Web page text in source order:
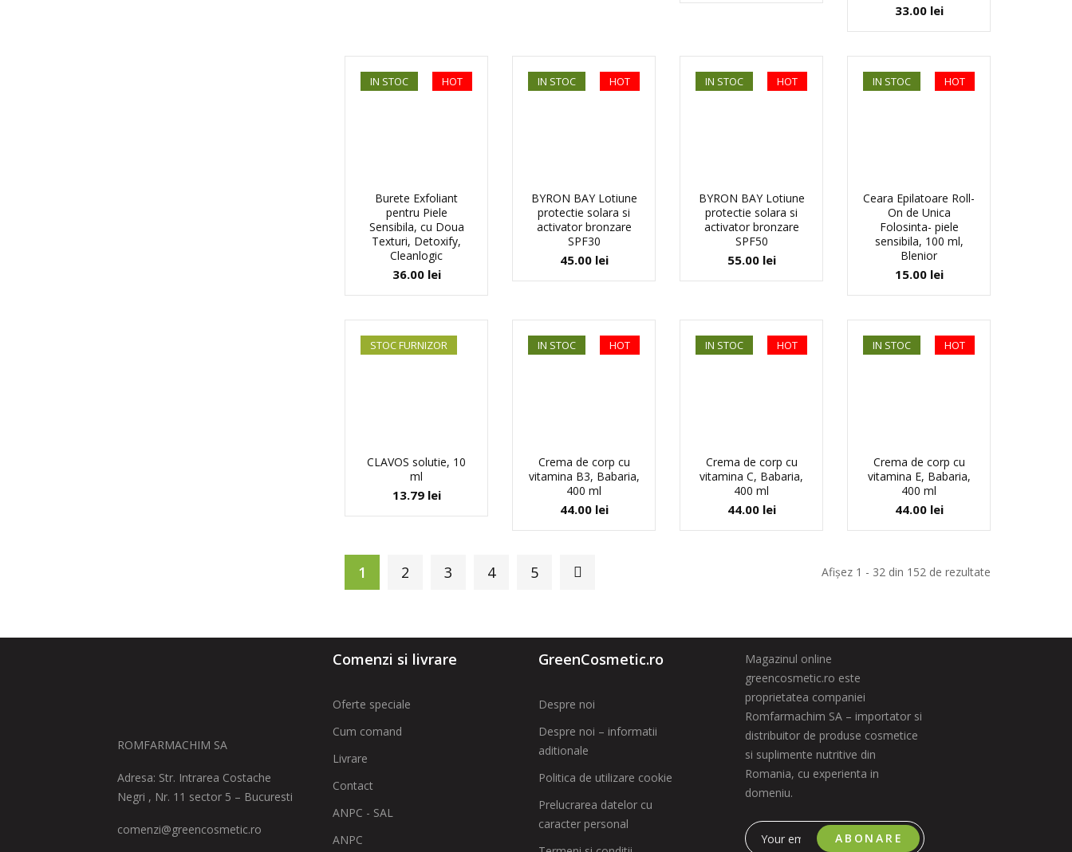
33.00 lei
HOT
IN STOC
Burete Exfoliant
pentru Piele
Sensibila, cu Doua
Texturi, Detoxify,
Cleanlogic
36.00 lei
HOT
IN STOC
BYRON BAY Lotiune
protectie solara si
activator bronzare
SPF30
45.00 lei
HOT
IN STOC
BYRON BAY Lotiune
protectie solara si
activator bronzare
SPF50
55.00 lei
HOT
IN STOC
Ceara Epilatoare Roll-
On de Unica
Folosinta- piele
sensibila, 100 ml,
Blenior
15.00 lei
STOC FURNIZOR
CLAVOS solutie, 10
ml
13.79 lei
HOT
IN STOC
Crema de corp cu
vitamina B3, Babaria,
400 ml
44.00 lei
HOT
IN STOC
Crema de corp cu
vitamina C, Babaria,
400 ml
44.00 lei
HOT
IN STOC
Crema de corp cu
vitamina E, Babaria,
400 ml
44.00 lei
1 2 3 4 5 Afișez 1 - 32 din 152 de rezultate
ROMFARMACHIM SA
Adresa: Str. Intrarea Costache
Negri , Nr. 11 sector 5 – Bucuresti
comenzi@greencosmetic.ro
Comenzi si livrare
Oferte speciale
Cum comand
Livrare
Contact
ANPC - SAL
ANPC
GreenCosmetic.ro
Despre noi
Despre noi – informatii
aditionale
Politica de utilizare cookie
Prelucrarea datelor cu
caracter personal
Magazinul online
greencosmetic.ro este
proprietatea companiei
Romfarmachim SA – importator si
distribuitor de produse cosmetice
si suplimente nutritive din
Romania, cu experienta in
domeniu.
ABONARE